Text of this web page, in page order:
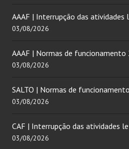
AAAF | Interrupção das
03/08/2026
AAAF | Normas de
03/08/2026
SALTO | Normas de
03/08/2026
CAF | Interrupção das atividades
03/08/2026